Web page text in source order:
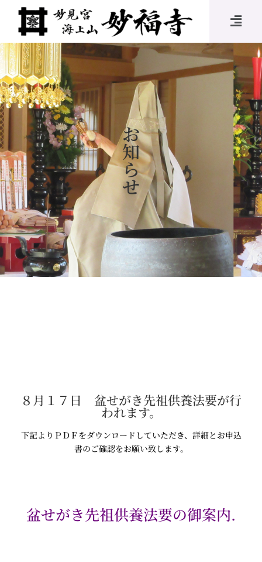
お
知
ら
せ
８月１７日 盆せがき先祖供養法要が行
われます。
下記よりＰＤＦをダウンロードしていただき、詳細とお申込
書のご確認をお願い致します。
盆せがき先祖供養法要の御案内.